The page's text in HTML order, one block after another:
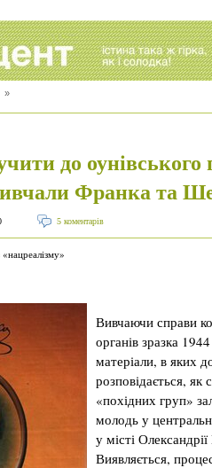
»
до оунівського
Франка та
5 коментарів
«нацреалізму»
Вивчаючи справи
органів зразка
матеріали, в яких
розповідається, як
«похідних груп»
молодь у
у місті
Виявляється,